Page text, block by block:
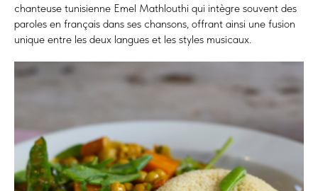
chanteuse tunisienne Emel Mathlouthi qui intègre souvent des
paroles en français dans ses chansons, offrant ainsi une fusion
unique entre les deux langues et les styles musicaux.